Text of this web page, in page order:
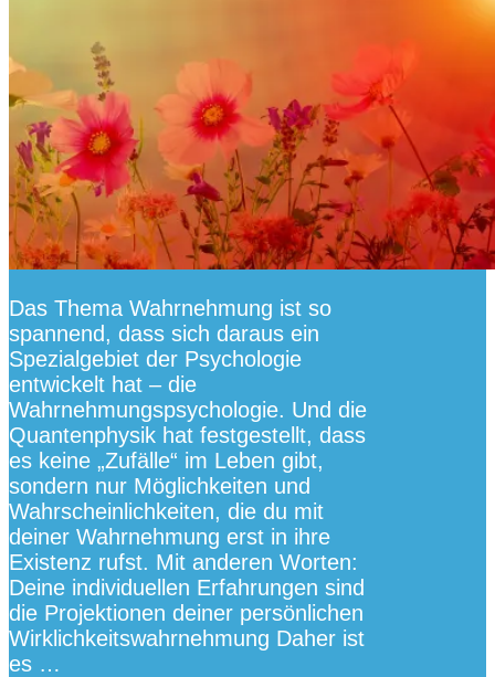
Das Thema Wahrnehmung ist so
spannend, dass sich daraus ein
Spezialgebiet der Psychologie
entwickelt hat – die
Wahrnehmungspsychologie. Und die
Quantenphysik hat festgestellt, dass
es keine „Zufälle“ im Leben gibt,
sondern nur Möglichkeiten und
Wahrscheinlichkeiten, die du mit
deiner Wahrnehmung erst in ihre
Existenz rufst. Mit anderen Worten:
Deine individuellen Erfahrungen sind
die Projektionen deiner persönlichen
Wirklichkeitswahrnehmung Daher ist
es …